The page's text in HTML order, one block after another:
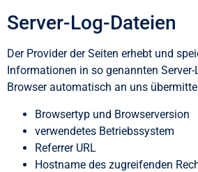
Server-Log-Dateien
Der Provider der Seiten erhebt und
Informationen in so genannten
Browser automatisch an uns
Browsertyp und Browserversion
verwendetes Betriebssystem
Referrer URL
Hostname des zugreifenden